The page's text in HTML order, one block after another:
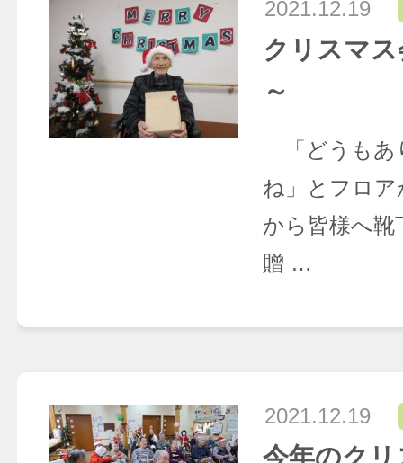
2021.12.19
クリスマ
～
「どうもあ
ね」とフロ
から皆様へ
贈 …
2021.12.19
今年のク